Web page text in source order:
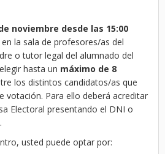
noviembre desde las 15:00
en la sala de profesores/as del
o tutor legal del alumnado del
hasta un máximo de 8
los distintos candidatos/as que
votación. Para ello deberá acreditar
Electoral presentando el DNI o
usted puede optar por: